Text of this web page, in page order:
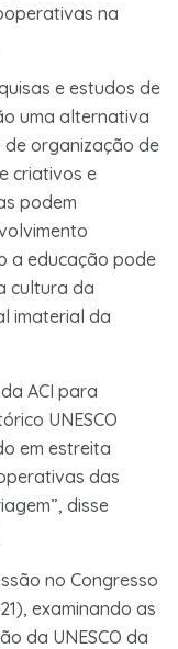
na
e estudos de
uma alternativa
organização de
criativos e
podem
a educação pode
cultura da
imaterial da
ACI para
UNESCO
em estreita
das
disse
no Congresso
examinando as
da UNESCO da